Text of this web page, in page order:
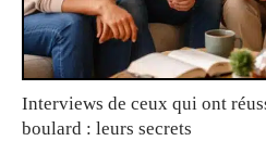
Interviews de ceux qui ont
boulard : leurs secrets